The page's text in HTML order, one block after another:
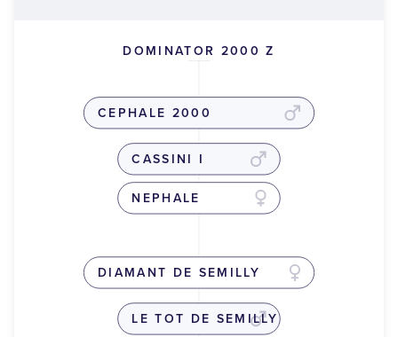
DOMINATOR 2000 Z
CEPHALE 2000
DIAMANT DE SEMILLY
CASSINI I
NEPHALE
LE TOT DE SEMILLY